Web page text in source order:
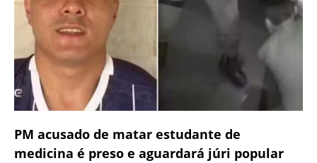
PM acusado de matar estudante de
medicina é preso e aguardará júri popular